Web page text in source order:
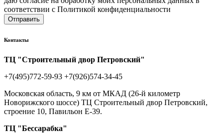
соответствии с Политикой конфиденциальности
Отправить
Контакты
ТЦ "Строительный двор Петровский"
+7(495)772-59-93 +7(926)574-34-45
Московская область, 9 км от МКАД (26-й километр
Новорижского шоссе) ТЦ Строительный двор Петровский,
строение 10, Павильон Е-39.
ТЦ "Бессарабка"